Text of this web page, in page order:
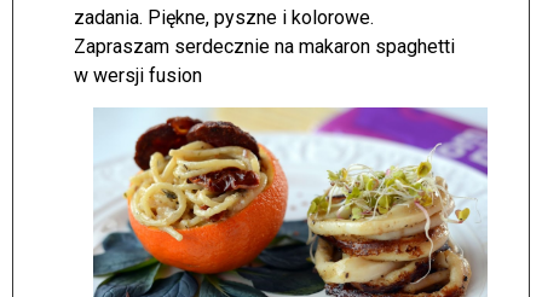
zadania. Piękne, pyszne i kolorowe.
Zapraszam serdecznie na makaron spaghetti
w wersji fusion